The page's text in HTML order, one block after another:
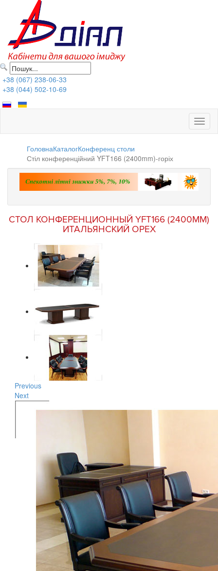
+38 (067) 238-06-33
+38 (044) 502-10-69
ГоловнаКаталогКонференц столи
Стіл конференційний YFT166 (2400mm)-горіх
СТОЛ КОНФЕРЕНЦИОННЫЙ YFT166 (2400MM)
ИТАЛЬЯНСКИЙ ОРЕХ
Previous
Next